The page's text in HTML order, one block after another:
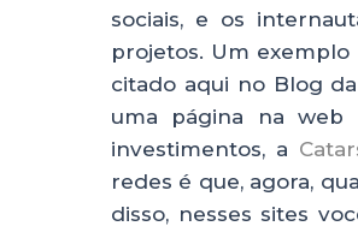
sociais, e os
projetos. Um
citado aqui no Blog
uma página na web
investimentos, a
redes é que, agora,
disso, nesses sites